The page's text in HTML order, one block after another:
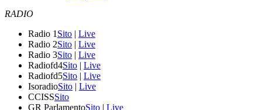
RADIO
Radio 1 Sito | Live
Radio 2Sito | Live
Radio 3Sito | Live
Radiofd4Sito | Live
Radiofd5Sito | Live
IsoradioSito | Live
CCISSSito
GR ParlamentoSito | Live